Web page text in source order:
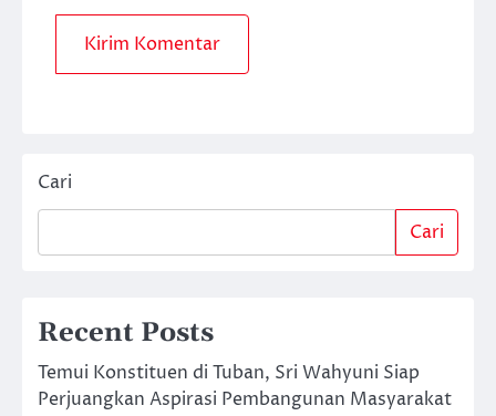
Cari
Cari
Recent Posts
Temui Konstituen di Tuban, Sri Wahyuni Siap
Perjuangkan Aspirasi Pembangunan Masyarakat